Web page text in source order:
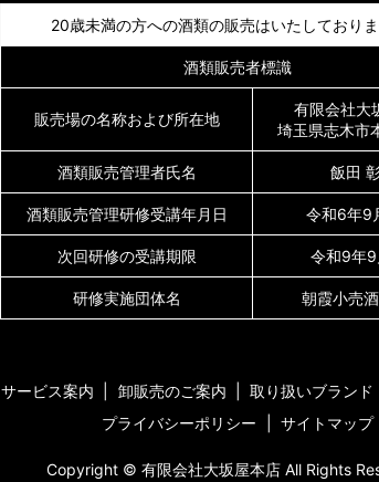
20歳未満の方への酒類の販売はいたしておりま
酒類販売者標識
販売場の名称および所在地
有限会社大
埼玉県志木市
酒類販売管理者氏名 飯田
酒類販売管理研修受講年月日 令和6年9
次回研修の受講期限 令和9年9
研修実施団体名 朝霞小売
サービス案内 卸販売のご案内 取り扱いブランド
プライバシーポリシー
サイトマップ
Copyright © 有限会社大坂屋本店 All Rights